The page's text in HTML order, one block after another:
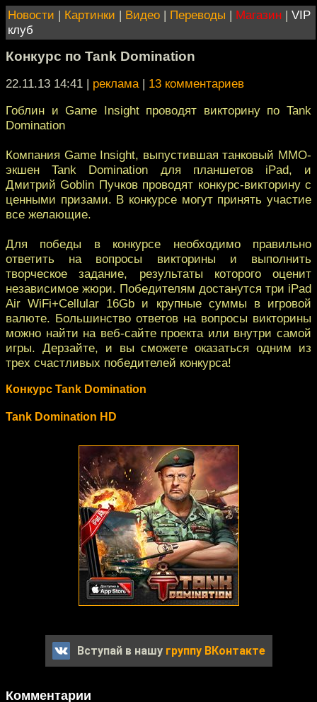
Новости | Картинки | Видео | Переводы | Магазин | VIP
клуб
Конкурс по Tank Domination
22.11.13 14:41 | реклама| 13 комментариев
Гоблин и Game Insight проводят викторину по Tank
Domination
Компания Game Insight, выпустившая танковый MMO-
экшен Tank Domination для планшетов iPad, и
Дмитрий Goblin Пучков проводят конкурс-викторину с
ценными призами. В конкурсе могут принять участие
все желающие.
Для победы в конкурсе необходимо правильно
ответить на вопросы викторины и выполнить
творческое задание, результаты которого оценит
независимое жюри. Победителям достанутся три iPad
Air WiFi+Cellular 16Gb и крупные суммы в игровой
валюте. Большинство ответов на вопросы викторины
можно найти на веб-сайте проекта или внутри самой
игры. Дерзайте, и вы сможете оказаться одним из
трех счастливых победителей конкурса!
Конкурс Tank Domination
Tank Domination HD
Вступай в нашу группу ВКонтакте
Комментарии